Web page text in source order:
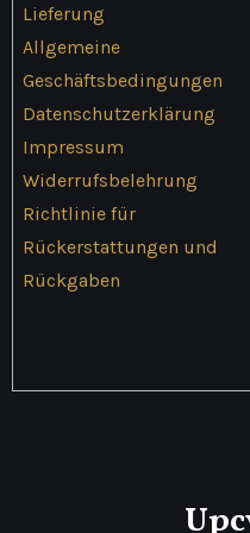
Lieferung
Allgemeine
Geschäftsbedingungen
Datenschutzerklärung
Impressum
Widerrufsbelehrung
Richtlinie für
Rückerstattungen und
Rückgaben